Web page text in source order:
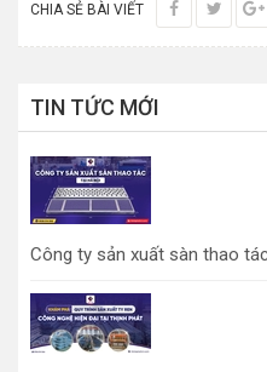
CHIA SẺ BÀI VIẾT
TIN TỨC MỚI
Công ty sản xuất sàn thao